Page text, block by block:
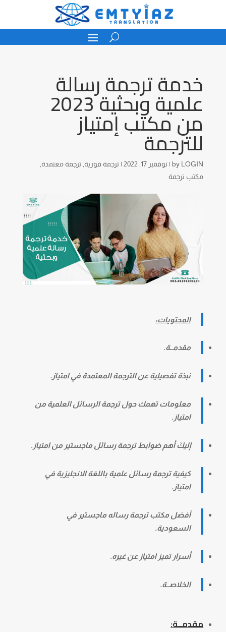
خدمة ترجمة رسالة
علمية وبحثية 2023
من مكتب إمتياز
للترجمة
by LOGIN
| نوفمبر 17, 2022 | ترجمة فورية, ترجمة معتمدة,
مكتب ترجمة
المحتويات:
مقدمــة.
نبذة تفصيلية عن الترجمة المعتمدة في امتياز.
معلومات تهمك حول ترجمة الرسائل العلمية من
امتياز.
إليكَ أهم ضوابط ترجمة رسائل ماجستير من امتياز.
كيفية ترجمة رسائل علمية باللغة الانجليزية في
امتياز.
أفضل مكتب ترجمة رساله ماجستير في
السعودية.
أسرار تميز امتياز عن غيره.
الخلاصــة.
مقدمــة: